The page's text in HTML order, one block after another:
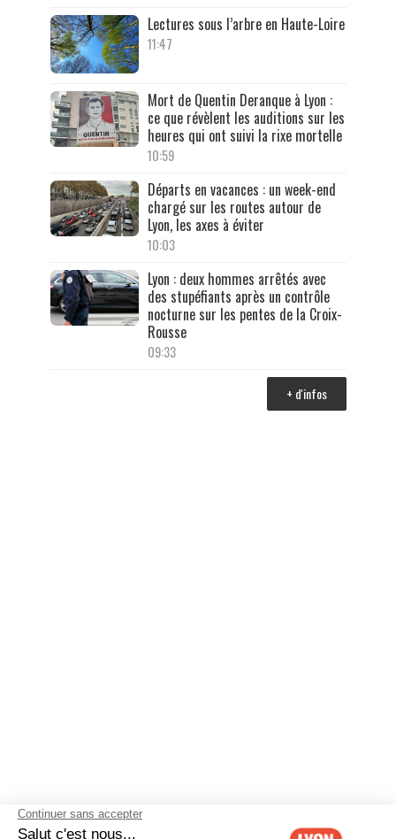
Lectures sous l’arbre en Haute-Loire
11:47
Mort de Quentin Deranque à Lyon :
ce que révèlent les auditions sur les
heures qui ont suivi la rixe mortelle
10:59
Départs en vacances : un week-end
chargé sur les routes autour de
Lyon, les axes à éviter
10:03
Lyon : deux hommes arrêtés avec
des stupéfiants après un contrôle
nocturne sur les pentes de la Croix-
Rousse
09:33
+ d'infos